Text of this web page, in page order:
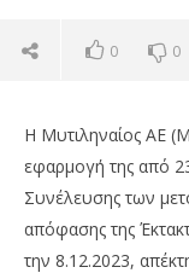
0 0
Η Μυτιληναίος ΑΕ
εφαρμογή της από
Συνέλευσης των
απόφασης της
την 8.12.2023,